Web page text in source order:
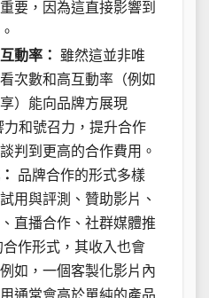
要，因為這直接影響到
動率：
雖然這並非唯
次數和高互動率（例如
）能向品牌方展現
力和號召力，提升合作
判到更高的合作費用。
品牌合作的形式多樣
用與評測、贊助影片、
直播合作、社群媒體推
作形式，其收入也會
如，一個客製化影片內
通常會高於單純的產品